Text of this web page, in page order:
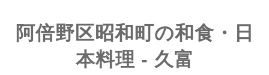
阿倍野区昭和町の和食・日
本料理 - 久富